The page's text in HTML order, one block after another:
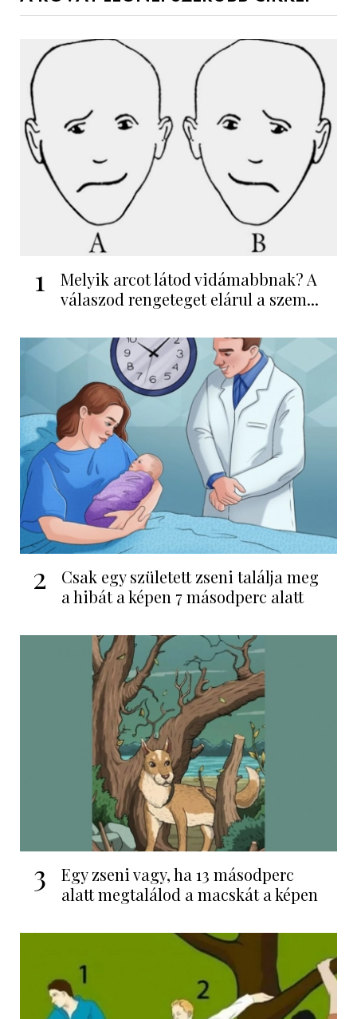
1
Melyik arcot látod vidámabbnak? A
válaszod rengeteget elárul a szem...
2
Csak egy született zseni találja meg
a hibát a képen 7 másodperc alatt
3
Egy zseni vagy, ha 13 másodperc
alatt megtalálod a macskát a képen